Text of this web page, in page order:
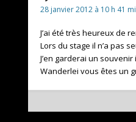
28 janvier 2012 à 10 h 41
J’ai été très heureux de
Lors du stage il n’a pas
J’en garderai un
Wanderlei vous êtes un